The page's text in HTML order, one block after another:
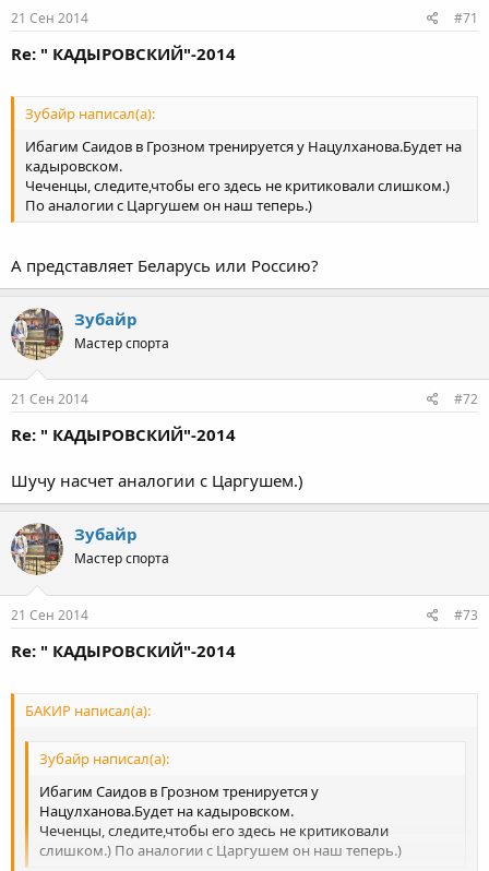
21 Сен 2014 #71
Re: " КАДЫРОВСКИЙ"-2014
Зубайр написал(а):
Ибагим Саидов в Грозном тренируется у Нацулханова.Будет на
кадыровском.
Чеченцы, следите,чтобы его здесь не критиковали слишком.)
По аналогии с Царгушем он наш теперь.)
А представляет Беларусь или Россию?
Зубайр
Мастер спорта
21 Сен 2014 #72
Re: " КАДЫРОВСКИЙ"-2014
Шучу насчет аналогии с Царгушем.)
Зубайр
Мастер спорта
21 Сен 2014 #73
Re: " КАДЫРОВСКИЙ"-2014
БАКИР написал(а):
Зубайр написал(а):
Ибагим Саидов в Грозном тренируется у
Нацулханова.Будет на кадыровском.
Чеченцы, следите,чтобы его здесь не критиковали
слишком.) По аналогии с Царгушем он наш теперь.)